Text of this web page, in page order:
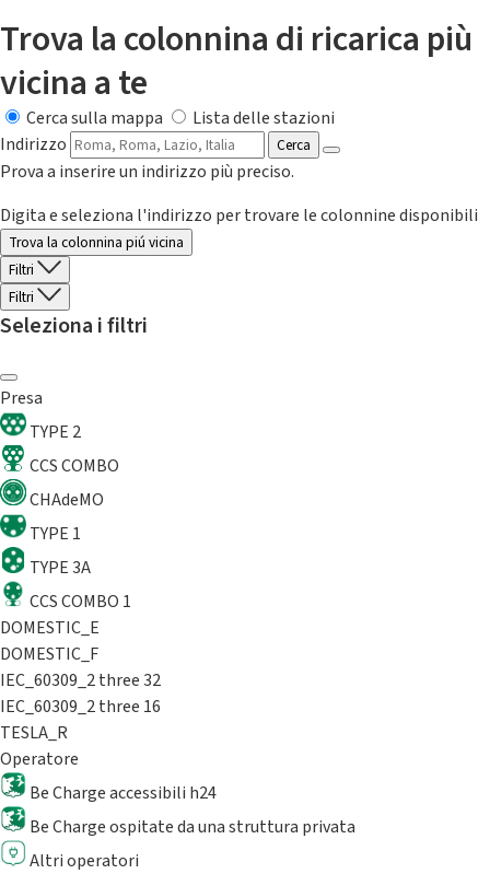
Trova la colonnina di ricarica più
vicina a te
Cerca sulla mappa
Lista delle stazioni
Indirizzo
Cerca
Prova a inserire un indirizzo più preciso.
Digita e seleziona l'indirizzo per trovare le colonnine disponibili
Trova la colonnina piú vicina
Filtri
Filtri
Seleziona i filtri
Presa
TYPE 2
CCS COMBO
CHAdeMO
TYPE 1
TYPE 3A
CCS COMBO 1
DOMESTIC_E
DOMESTIC_F
IEC_60309_2 three 32
IEC_60309_2 three 16
TESLA_R
Operatore
Be Charge accessibili h24
Be Charge ospitate da una struttura privata
Altri operatori